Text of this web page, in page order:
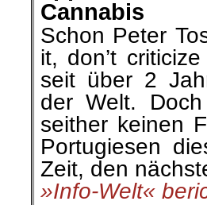
Cannabis
Schon Peter
it, don’t
seit über 2
der Welt.
seither keinen
Portugiesen
Zeit, den
»Info-Welt«